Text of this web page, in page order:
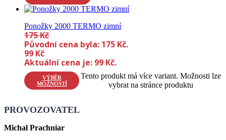
Ponožky 2000 TERMO zimní
175Kč
Původní cena byla: 175 Kč.
99 Kč
Aktuální cena je: 99 Kč.
VÝBĚR
MOŽNOSTÍ
Tento produkt má více variant. Možnosti lze
vybrat na stránce produktu
PROVOZOVATEL
Michal Prachniar